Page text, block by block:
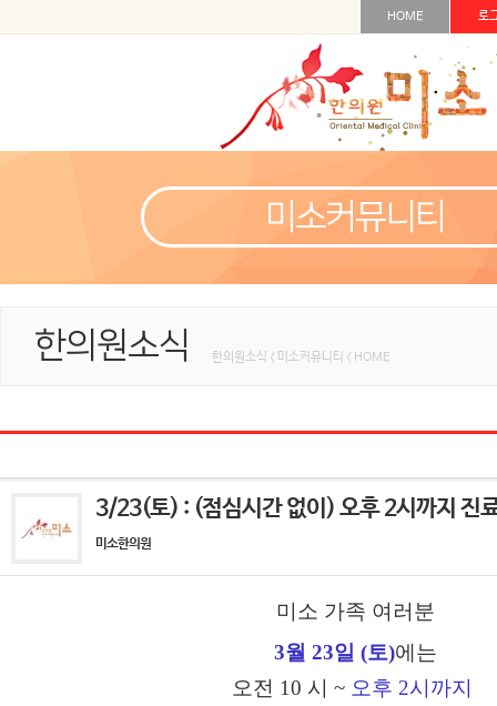
HOME 로
미소커뮤니티
한의원소식 한의원소식 < 미소커뮤니티 < HOME
3/23(토) : (점심시간 없이) 오후 2시까지 진
미소한의원
미소 가족 여러분
3월 23일 (토)에는
오전 10 시
~ 오후 2시까지